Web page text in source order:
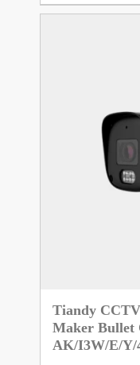
Tiandy
Maker Bullet
AK/I3W/E/Y/